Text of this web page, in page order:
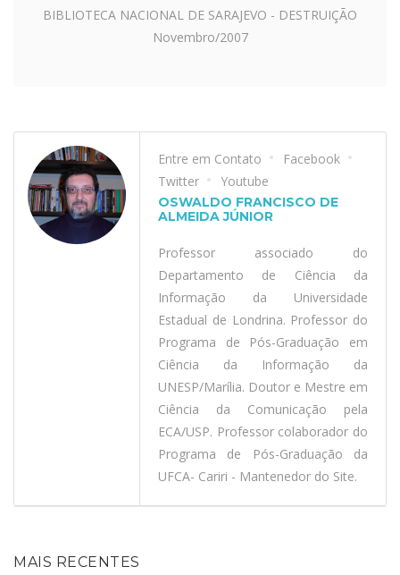
BIBLIOTECA NACIONAL DE SARAJEVO - DESTRUIÇÃO
Novembro/2007
Entre em Contato
Facebook
Twitter
Youtube
OSWALDO FRANCISCO DE
ALMEIDA JÚNIOR
Professor associado do
Departamento de Ciência da
Informação da Universidade
Estadual de Londrina. Professor do
Programa de Pós-Graduação em
Ciência da Informação da
UNESP/Marília. Doutor e Mestre em
Ciência da Comunicação pela
ECA/USP. Professor colaborador do
Programa de Pós-Graduação da
UFCA- Cariri - Mantenedor do Site.
MAIS RECENTES